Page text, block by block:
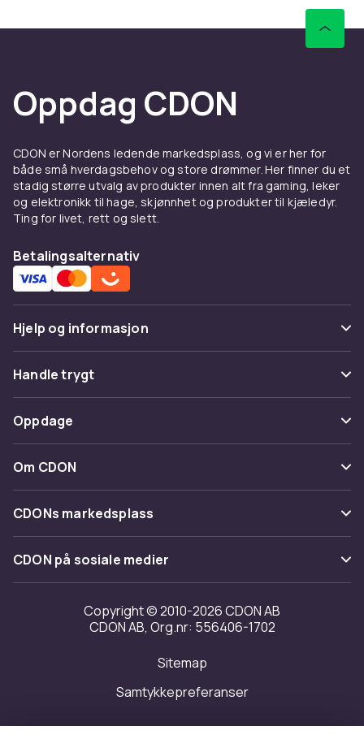
Oppdag CDON
CDON er Nordens ledende markedsplass, og vi er her for
både små hverdagsbehov og store drømmer. Her finner du et
stadig større utvalg av produkter innen alt fra gaming, leker
og elektronikk til hage, skjønnhet og produkter til kjæledyr.
Ting for livet, rett og slett.
Betalingsalternativ
Hjelp og informasjon
Vanlige spørsmål
Spor pakke
Angre & returner her
Kontakt oss
Handle trygt
Betaling
Levering
Tilbakekallinger
Oppdage
Kategorier
Varemerker
Om CDON
Om oss
Kundeanmeldelser
Jobbe på CDON
Investor relations
Tilgjengelighet
CDONs markedsplass
Merchant Help Center
CDON på sosiale medier
Copyright © 2010-2026 CDON AB
CDON AB, Org.nr: 556406-1702
Sitemap
Samtykkepreferanser